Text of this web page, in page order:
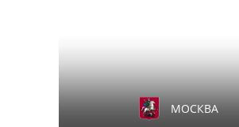
МОСКВА